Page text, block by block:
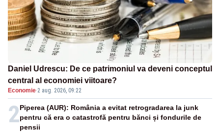
Daniel Udrescu: De ce patrimoniul va deveni conceptul
central al economiei viitoare?
Economie·2 aug. 2026, 09:22
2Piperea (AUR): România a evitat retrogradarea la junk
pentru că era o catastrofă pentru bănci și fondurile de
pensii